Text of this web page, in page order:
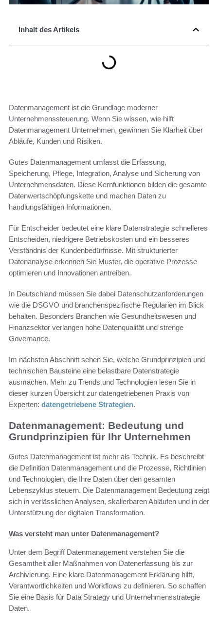
Inhalt des Artikels
Datenmanagement ist die Grundlage moderner
Unternehmenssteuerung. Wenn Sie wissen, wie hilft
Datenmanagement Unternehmen, gewinnen Sie Klarheit über
Abläufe, Kunden und Risiken.
Gutes Datenmanagement umfasst die Erfassung,
Speicherung, Pflege, Integration, Analyse und Sicherung von
Unternehmensdaten. Diese Kernfunktionen bilden die gesamte
Datenwertschöpfungskette und machen Daten zu
handlungsfähigen Informationen.
Für Entscheider bedeutet eine klare Datenstrategie schnelleres
Entscheiden, niedrigere Betriebskosten und ein besseres
Verständnis der Kundenbedürfnisse. Mit strukturierter
Datenanalyse erkennen Sie Muster, die operative Prozesse
optimieren und Innovationen antreiben.
In Deutschland müssen Sie dabei Datenschutzanforderungen
wie die DSGVO und branchenspezifische Regularien im Blick
behalten. Besonders Branchen wie Gesundheitswesen und
Finanzsektor verlangen hohe Datenqualität und strenge
Governance.
Im nächsten Abschnitt sehen Sie, welche Grundprinzipien und
technischen Bausteine eine belastbare Datenstrategie
ausmachen. Mehr zu Trends und Technologien lesen Sie in
dieser kurzen Übersicht zur datengetriebenen Praxis von
Experten: datengetriebene Strategien.
Datenmanagement: Bedeutung und
Grundprinzipien für Ihr Unternehmen
Gutes Datenmanagement ist mehr als Technik. Es beschreibt
die Definition Datenmanagement und die Prozesse, Richtlinien
und Technologien, die Ihre Daten über den gesamten
Lebenszyklus steuern. Die Datenmanagement Bedeutung zeigt
sich in verlässlichen Analysen, skalierbaren Abläufen und in der
Unterstützung der digitalen Transformation.
Was versteht man unter Datenmanagement?
Unter dem Begriff Datenmanagement verstehen Sie die
Gesamtheit aller Maßnahmen von Datenerfassung bis zur
Archivierung. Eine klare Datenmanagement Erklärung hilft,
Verantwortlichkeiten und Workflows zu definieren. So schaffen
Sie eine Basis für Data Strategy und Unternehmensstrategie
Daten.